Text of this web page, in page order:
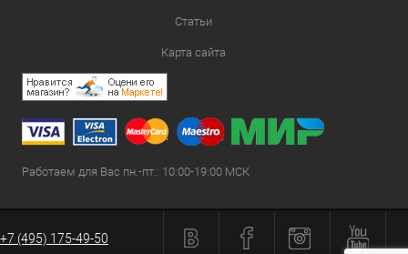
Статьи
Карта сайта
Работаем для Вас пн.-пт.: 10:00-19:00 МСК
+7 (495) 175-49-50